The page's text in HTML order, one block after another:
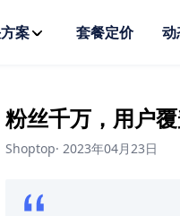
案 套餐定价 动
粉丝千万，用户
Shoptop· 2023年04月23日